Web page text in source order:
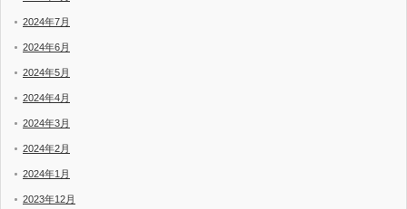
2024年7月
2024年6月
2024年5月
2024年4月
2024年3月
2024年2月
2024年1月
2023年12月